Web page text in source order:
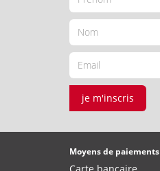
je m'inscris
Moyens de paiements